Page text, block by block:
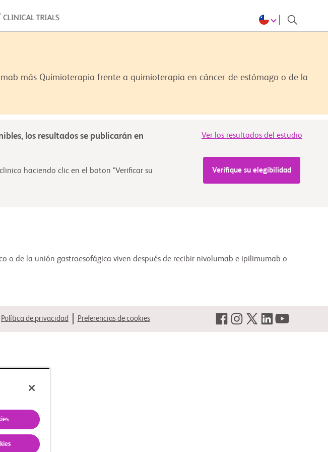
más Quimioterapia frente a quimioterapia en cáncer de estómago o de la
los resultados se publicarán en
Ver los resultados del estudio
haciendo clic en el boton "Verificar su
Verifique su elegibilidad
o de la unión gastroesofágica viven después de recibir nivolumab e ipilimumab o
Política de privacidad Preferencias de cookies